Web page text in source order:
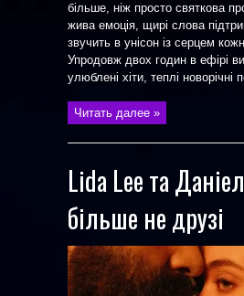
більше, ніж просто святкова
жива емоція, щирі слова
звучить в унісон із серцем
Упродовж двох годин в ефірі
улюблені хіти, теплі новорічні
Читать далее »
Lida Lee та
більше не друзі